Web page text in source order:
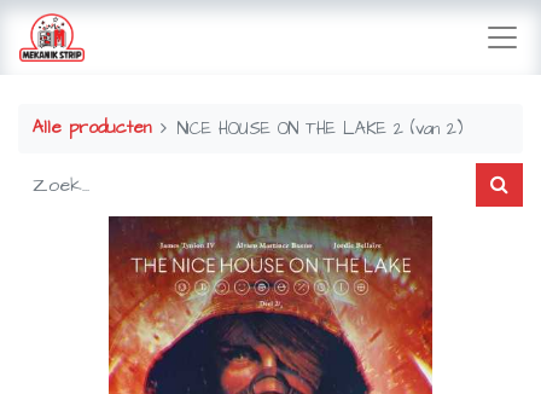
Alle producten NICE HOUSE ON THE LAKE 2 (van 2)